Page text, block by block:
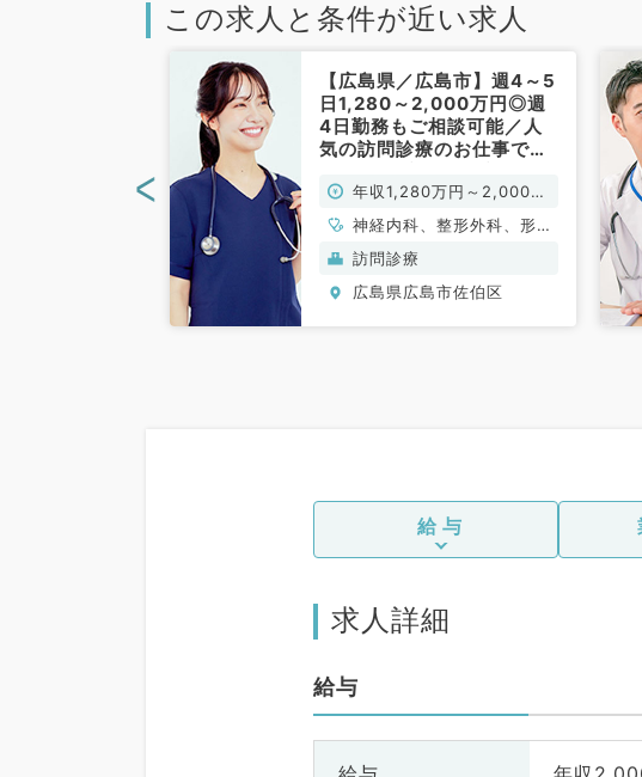
この求人と条件が近い求人
【広島県／広島市】週4～5
日1,280～2,000万円◎週
4日勤務もご相談可能／人
気の訪問診療のお仕事です
勤）年収1,280万円～2,000万
円
神経内科、整形外科、形成
外科、脳神経外科、呼吸器
外科、心臓血管外科、泌尿
器科、一般内科、循環器内
訪問診療
広島県広島市佐伯区
<
給与
求人詳細
給与